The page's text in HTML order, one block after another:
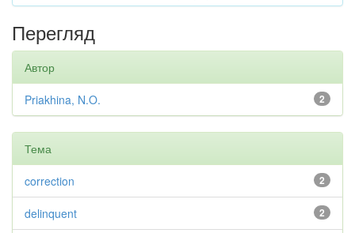
Перегляд
Автор
2
Priakhina, N.O.
Тема
2
correction
2
delinquent